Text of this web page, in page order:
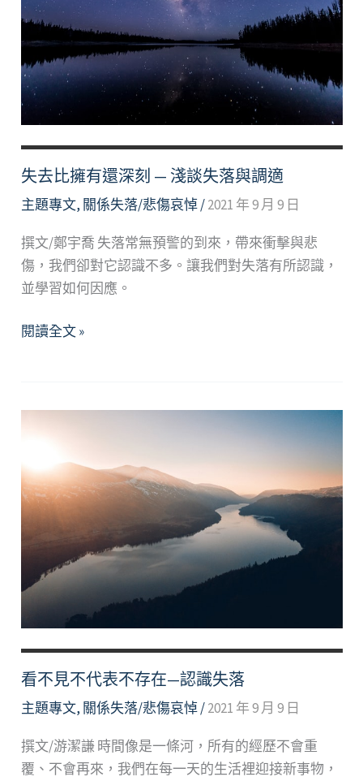
新
失去比擁有還深刻 — 淺談失落與調適
主題專文, 關係失落/悲傷哀悼/2021 年 9 月 9 日
撰文/鄭宇喬 失落常無預警的到來，帶來衝擊與悲
傷，我們卻對它認識不多。讓我們對失落有所認識，
並學習如何因應。
失
深
刻
—
淺
談
失
落
與
調
適
閱讀全文 »
看不見不代表不存在—認識失落
主題專文, 關係失落/悲傷哀悼/2021 年 9 月 9 日
撰文/游潔謙 時間像是一條河，所有的經歷不會重
覆、不會再來，我們在每一天的生活裡迎接新事物，